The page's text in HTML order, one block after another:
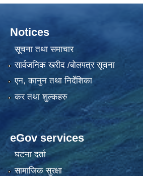
Notices
सूचना तथा समाचार
सार्वजनिक खरीद /बोलपत्र सूचना
एन, कानुन तथा निर्देशिका
कर तथा शुल्कहरु
eGov services
घटना दर्ता
सामाजिक सुरक्षा